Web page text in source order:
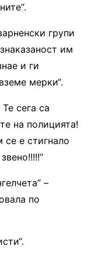
групи
им
и ги
мерки“.
Те сега са
на полицията!
е стигнало
–
по